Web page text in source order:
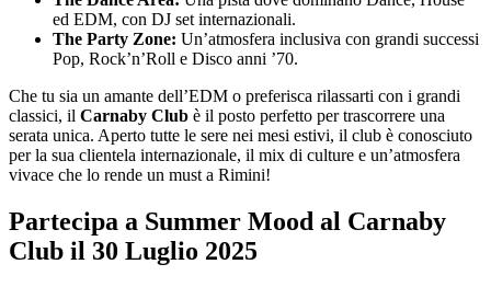
ed EDM, con DJ set internazionali.
The Party Zone: Un’atmosfera inclusiva con grandi successi
Pop, Rock’n’Roll e Disco anni ’70.
Che tu sia un amante dell’EDM o preferisca rilassarti con i grandi
classici, il Carnaby Club è il posto perfetto per trascorrere una
serata unica. Aperto tutte le sere nei mesi estivi, il club è conosciuto
per la sua clientela internazionale, il mix di culture e un’atmosfera
vivace che lo rende un must a Rimini!
Partecipa a Summer Mood al Carnaby
Club il 30 Luglio 2025